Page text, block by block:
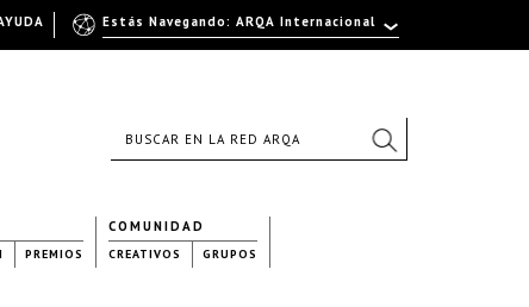
PREMIOS
COMUNIDAD
CREATIVOS GRUPOS
Estás Navegando: ARQA Internacional